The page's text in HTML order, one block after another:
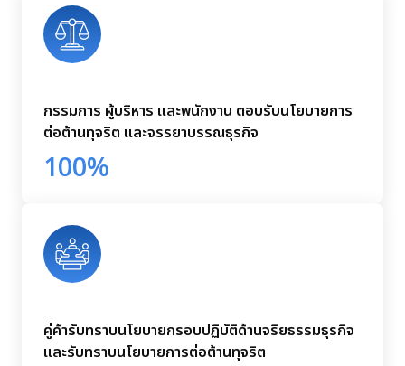
กรรมการ ผู้บริหาร และพนักงาน ตอบรับนโยบายการ
ต่อต้านทุจริต และจรรยาบรรณธุรกิจ
100%
คู่ค้ารับทราบนโยบายกรอบปฏิบัติด้านจริยธรรมธุรกิจ
และรับทราบนโยบายการต่อต้านทุจริต